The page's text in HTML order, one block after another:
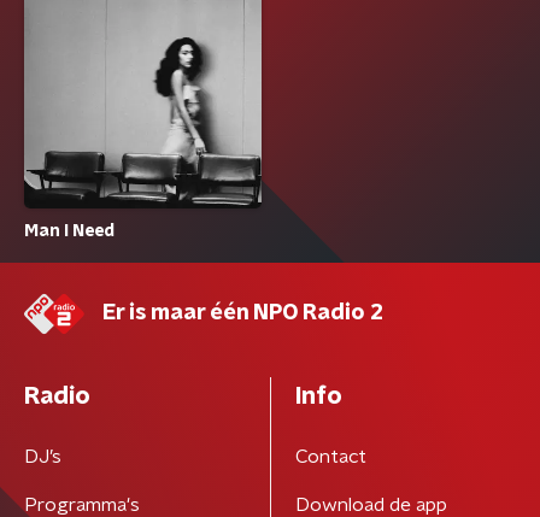
Man I Need
Er is maar één NPO Radio 2
Radio
DJ’s
Programma's
Info
Contact
Download de app